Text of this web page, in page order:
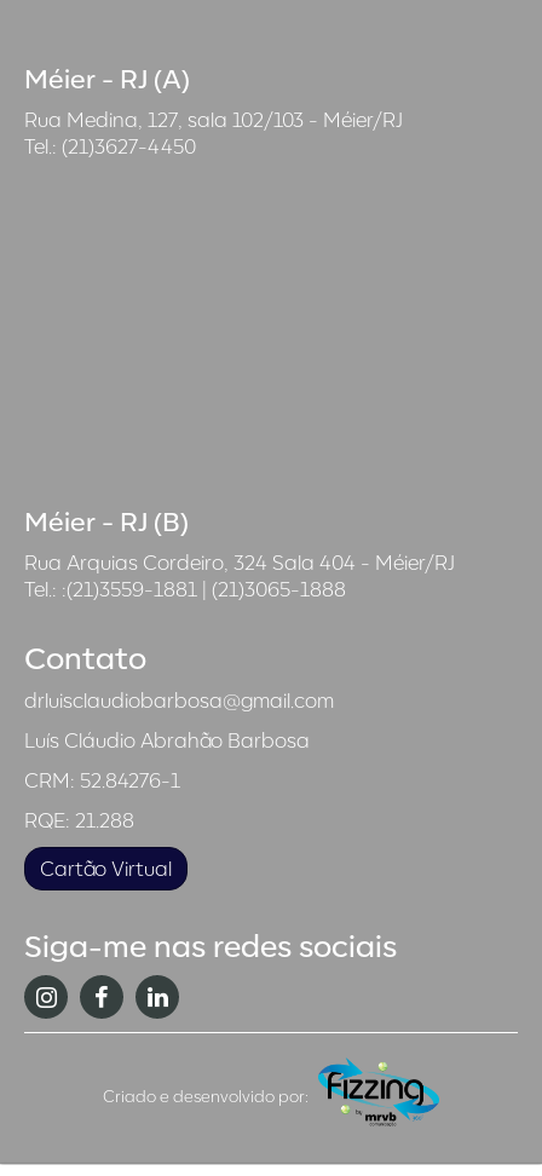
Méier - RJ (A)
Rua Medina, 127, sala 102/103 - Méier/RJ
Tel.: (21)3627-4450
Méier - RJ (B)
Rua Arquias Cordeiro, 324 Sala 404 - Méier/RJ
Tel.: :(21)3559-1881 | (21)3065-1888
Contato
drluisclaudiobarbosa@gmail.com
Luís Cláudio Abrahão Barbosa
CRM: 52.84276-1
RQE: 21.288
Cartão Virtual
Siga-me nas redes sociais
InstagramFacebookLinkedin
Criado e desenvolvido por: Agência